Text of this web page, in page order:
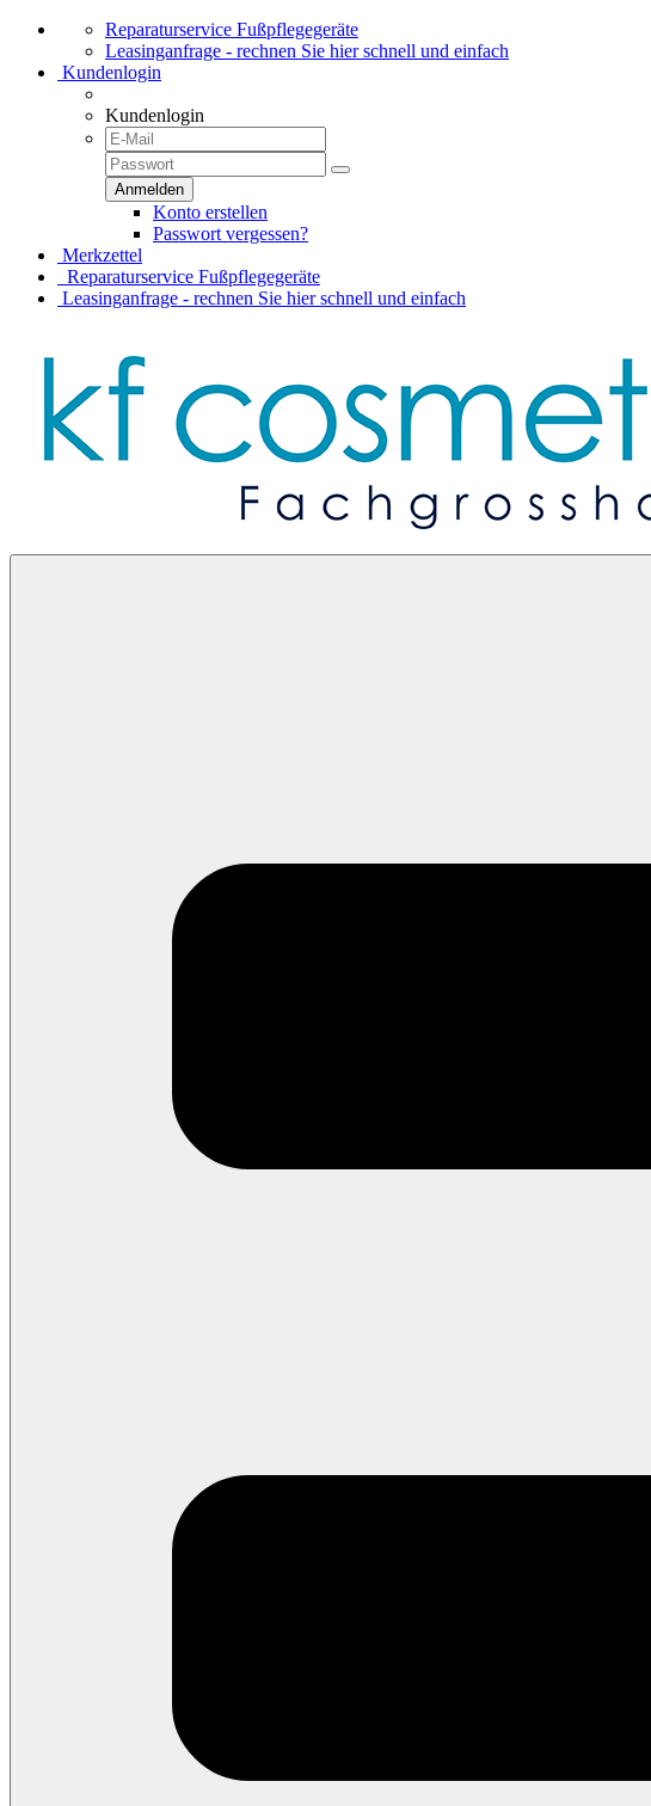
Reparaturservice Fußpflegegeräte
Leasinganfrage - rechnen Sie hier schnell und einfach
Kundenlogin
Kundenlogin
Konto erstellen
Passwort vergessen?
Merkzettel
Reparaturservice Fußpflegegeräte
Leasinganfrage - rechnen Sie hier schnell und einfach